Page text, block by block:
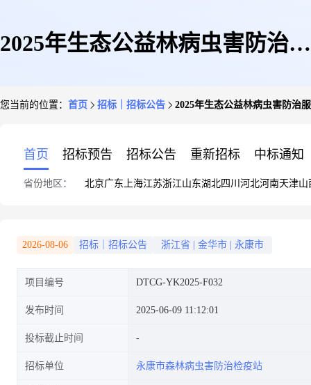
2025年生态公益林病虫害防治服
您当前的位置： 首页 招标｜招标公告 2025年生态公益林病虫害防治
首页 招标预告 招标公告 重新招标 中标通知
省份地区： 北京广东 上海江苏浙江山东湖北四川 河北河南天津山
2026-08-06 招标｜招标公告 浙江省 金华市 永康市
项目编号 DTCG-YK2025-F032
发布时间 2025-06-09 11:12:01
投标截止时间
招标单位 永康市森林病虫害防治检疫站